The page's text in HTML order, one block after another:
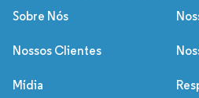
Sobre Nós
Nossos Clientes
Mídia